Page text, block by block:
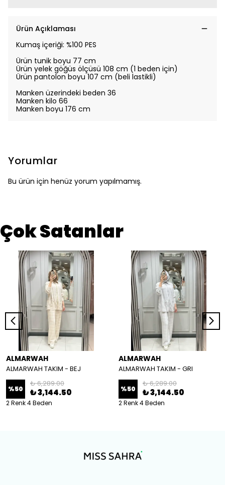
Ürün Açıklaması
Kumaş içeriği: %100 PES
Ürün tunik boyu 77 cm
Ürün yelek göğüs ölçüsü 108 cm (1 beden için)
Ürün pantolon boyu 107 cm (beli lastikli)
Manken üzerindeki beden 36
Manken kilo 66
Manken boyu 176 cm
Yorumlar
Bu ürün için henüz yorum yapılmamış.
Çok Satanlar
ALMARWAH
ALMARWAH TAKIM - BEJ
%50
₺ 6,289.00
₺ 3,144.50
2 Renk 4 Beden
ALMARWAH
ALMARWAH TAKIM - GRI
%50
₺ 6,289.00
₺ 3,144.50
2 Renk 4 Beden